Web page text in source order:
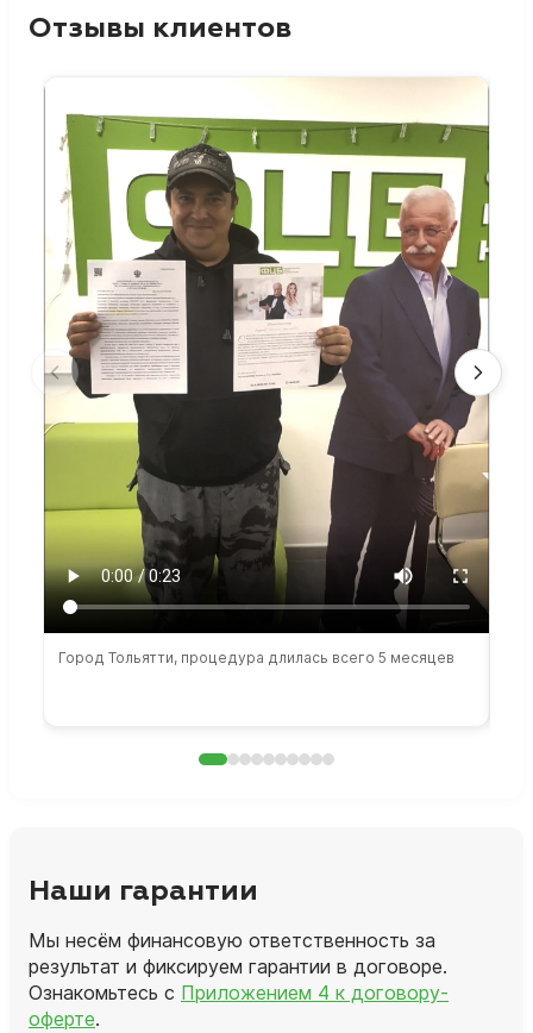
Отзывы клиентов
Город Тольятти, процедура длилась всего 5 месяцев
Наши гарантии
Мы несём финансовую ответственность за
результат и фиксируем гарантии в договоре.
Ознакомьтесь с Приложением 4 к договору-
оферте.